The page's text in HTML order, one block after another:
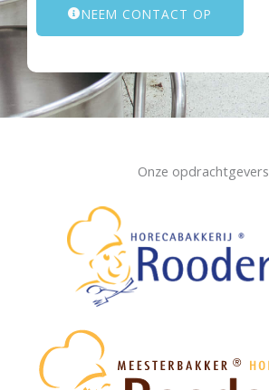
NEEM CONTACT OP
Onze opdrachtgevers